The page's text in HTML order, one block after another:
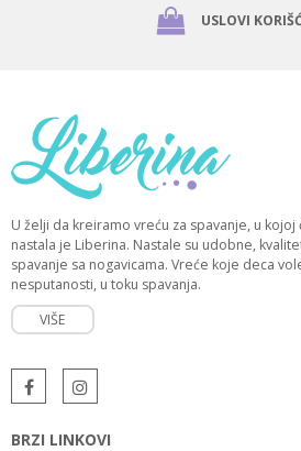
USLOVI
U želji da kreiramo vreću za spavanje, u kojoj
nastala je Liberina. Nastale su udobne,
spavanje sa nogavicama. Vreće koje deca
nesputanosti, u toku spavanja.
VIŠE
BRZI LINKOVI